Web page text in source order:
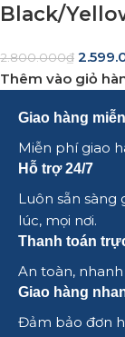
Black/
2.800.000₫
Thêm vào giỏ
Giao hàng
Miễn phí giao
Hỗ trợ 24/7
Luôn sẵn sàng
lúc, mọi nơi.
Thanh toán
An toàn,
Giao hàng
Đảm bảo đơn